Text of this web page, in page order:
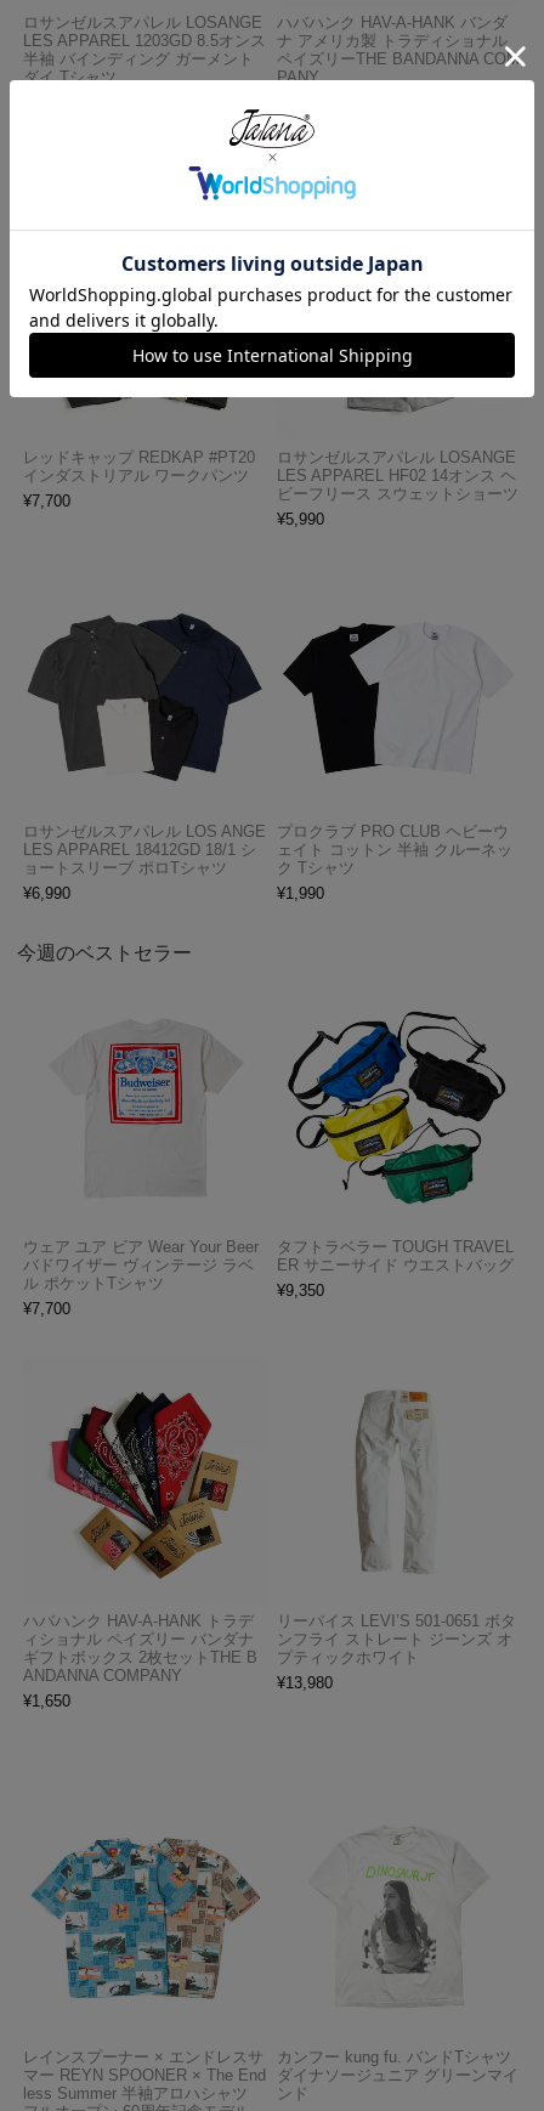
ロサンゼルスアパレル LOSANGE
LES APPAREL 1203GD 8.5オンス
半袖 バインディング ガーメント
ダイ Tシャツ
ハバハンク HAV-A-HANK バンダ
ナ アメリカ製 トラディショナル
ペイズリーTHE BANDANNA COM
PANY
レッドキャップ REDKAP #PT20
インダストリアル ワークパンツ
¥7,700
ロサンゼルスアパレル LOSANGE
LES APPAREL HF02 14オンス ヘ
ビーフリース スウェットショーツ
¥5,990
ロサンゼルスアパレル LOS ANGE
LES APPAREL 18412GD 18/1 シ
ョートスリーブ ポロTシャツ
¥6,990
プロクラブ PRO CLUB ヘビーウ
ェイト コットン 半袖 クルーネッ
ク Tシャツ
¥1,990
今週のベストセラー
ウェア ユア ビア Wear Your Beer
バドワイザー ヴィンテージ ラベ
ル ポケットTシャツ
¥7,700
タフトラベラー TOUGH TRAVEL
ER サニーサイド ウエストバッグ
¥9,350
ハバハンク HAV-A-HANK トラデ
ィショナル ペイズリー バンダナ
ギフトボックス 2枚セットTHE B
ANDANNA COMPANY
¥1,650
リーバイス LEVI’S 501-0651 ボタ
ンフライ ストレート ジーンズ オ
プティックホワイト
¥13,980
レインスプーナー × エンドレスサ
マー REYN SPOONER × The End
less Summer 半袖アロハシャツ
カンフー kung fu. バンドTシャツ
ダイナソージュニア グリーンマイ
ンド